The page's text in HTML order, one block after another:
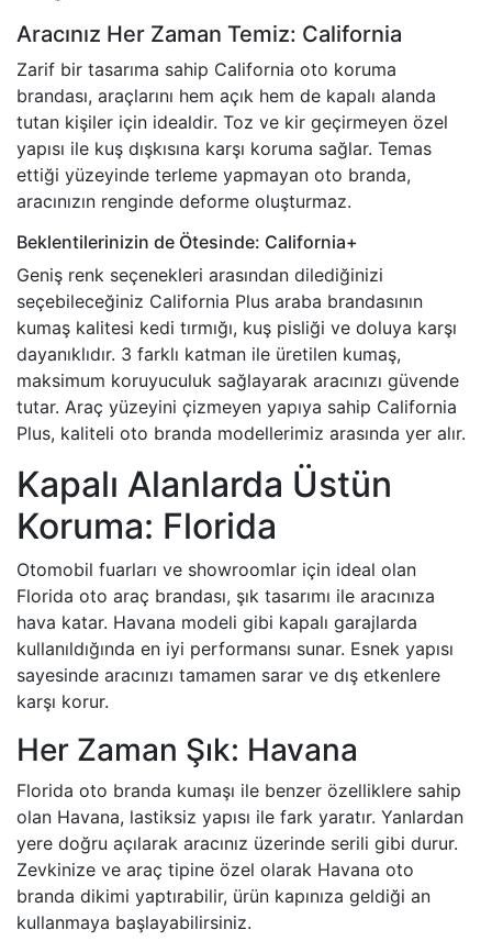
Aracınız Her Zaman Temiz: California
Zarif bir tasarıma sahip California oto koruma
brandası, araçlarını hem açık hem de kapalı alanda
tutan kişiler için idealdir. Toz ve kir geçirmeyen özel
yapısı ile kuş dışkısına karşı koruma sağlar. Temas
ettiği yüzeyinde terleme yapmayan oto branda,
aracınızın renginde deforme oluşturmaz.
Beklentilerinizin de Ötesinde: California+
Geniş renk seçenekleri arasından dilediğinizi
seçebileceğiniz California Plus araba brandasının
kumaş kalitesi kedi tırmığı, kuş pisliği ve doluya karşı
dayanıklıdır. 3 farklı katman ile üretilen kumaş,
maksimum koruyuculuk sağlayarak aracınızı güvende
tutar. Araç yüzeyini çizmeyen yapıya sahip California
Plus, kaliteli oto branda modellerimiz arasında yer alır.
Kapalı Alanlarda Üstün
Koruma: Florida
Otomobil fuarları ve showroomlar için ideal olan
Florida oto araç brandası, şık tasarımı ile aracınıza
hava katar. Havana modeli gibi kapalı garajlarda
kullanıldığında en iyi performansı sunar. Esnek yapısı
sayesinde aracınızı tamamen sarar ve dış etkenlere
karşı korur.
Her Zaman Şık: Havana
Florida oto branda kumaşı ile benzer özelliklere sahip
olan Havana, lastiksiz yapısı ile fark yaratır. Yanlardan
yere doğru açılarak aracınız üzerinde serili gibi durur.
Zevkinize ve araç tipine özel olarak Havana oto
branda dikimi yaptırabilir, ürün kapınıza geldiği an
kullanmaya başlayabilirsiniz.